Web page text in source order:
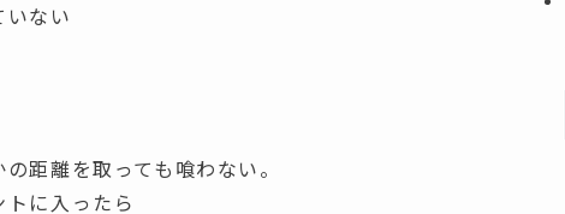
ない
距離を取っても喰わない。
に入ったら